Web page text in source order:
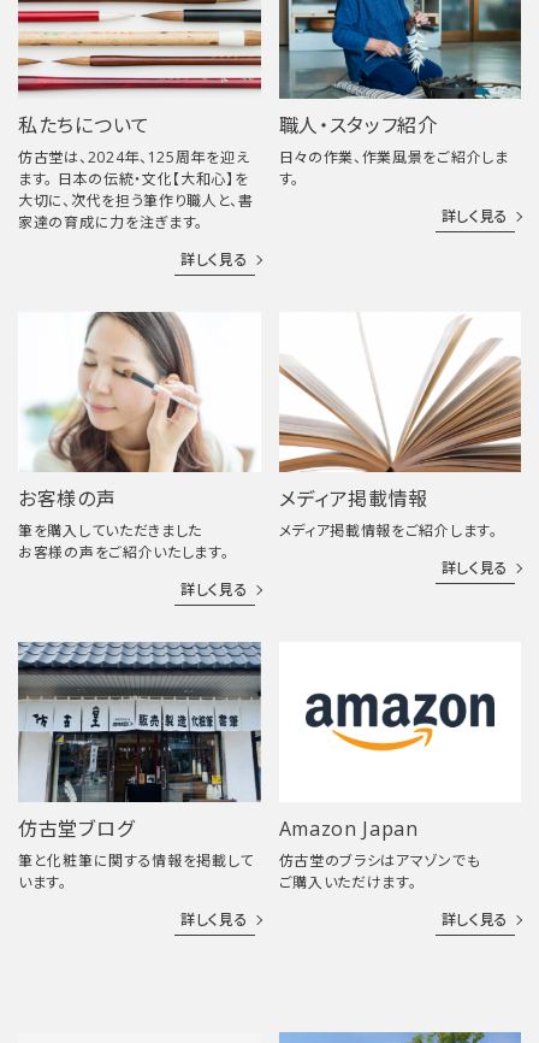
私たちについて
仿古堂は、2024年、125周年を迎え
ます。 日本の伝統・文化【大和心】を
大切に、次代を担う筆作り職人と、書
家達の育成に力を注ぎます。
詳しく見る
職人・スタッフ紹介
日々の作業、作業風景をご紹介しま
す。
詳しく見る
お客様の声
筆を購入していただきました
お客様の声をご紹介いたします。
詳しく見る
メディア掲載情報
メディア掲載情報をご紹介します。
詳しく見る
仿古堂ブログ
筆と化粧筆に関する情報を掲載して
います。
詳しく見る
Amazon Japan
仿古堂のブラシはアマゾンでも
ご購入いただけます。
詳しく見る